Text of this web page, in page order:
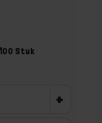
Stuk
+